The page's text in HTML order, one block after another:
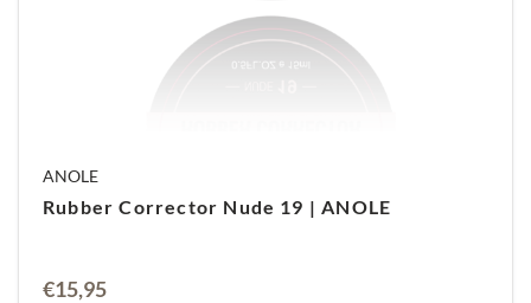
ANOLE
Rubber Corrector Nude 19 | ANOLE
€15,95